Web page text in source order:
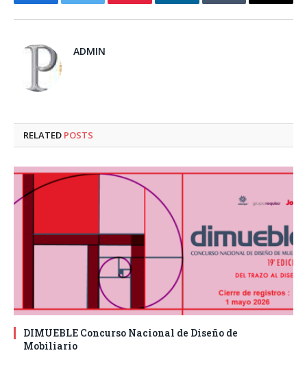
FacebookTwitter Pinterest LinkedInTumblr Email
ADMIN
RELATED POSTS
DIMUEBLE Concurso Nacional de Diseño de
Mobiliario